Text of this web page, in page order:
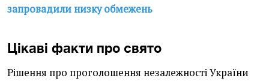
запровадили низку обмежень
Цікаві факти про свято
Рішення про проголошення незалежності України